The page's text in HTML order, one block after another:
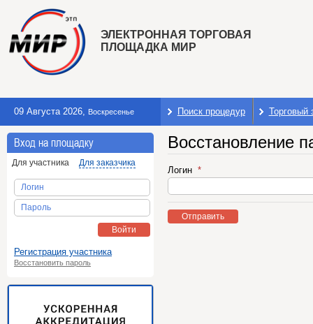
ЭЛЕКТРОННАЯ ТОРГОВАЯ
ПЛОЩАДКА МИР
09 Августа 2026, Воскресенье Поиск процедур Торговый
Вход на площадку
Для участника Для заказчика
Логин
Пароль
Войти
Регистрация участника
Восстановить пароль
Восстановление
Логин
Отправить